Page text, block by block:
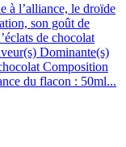
à l’alliance, le droïde
son goût de
de chocolat
Dominante(s)
Composition
du flacon : 50ml...